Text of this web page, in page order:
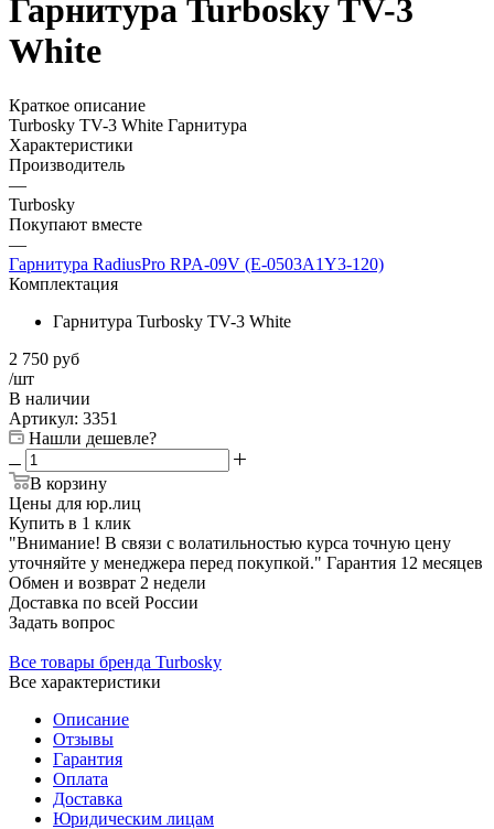
Гарнитура Turbosky TV-3
White
Краткое описание
Turbosky TV-3 White Гарнитура
Характеристики
Производитель
—
Turbosky
Покупают вместе
—
Гарнитура RadiusPro RPA-09V (E-0503A1Y3-120)
Комплектация
Гарнитура Turbosky TV-3 White
2 750 руб
/шт
В наличии
Артикул: 3351
Нашли дешевле?
В корзину
Цены для юр.лиц
Купить в 1 клик
"Внимание! В связи с волатильностью курса точную цену
уточняйте у менеджера перед покупкой." Гарантия 12 месяцев
Обмен и возврат 2 недели
Доставка по всей России
Задать вопрос
Все товары бренда Turbosky
Все характеристики
Описание
Отзывы
Гарантия
Оплата
Доставка
Юридическим лицам